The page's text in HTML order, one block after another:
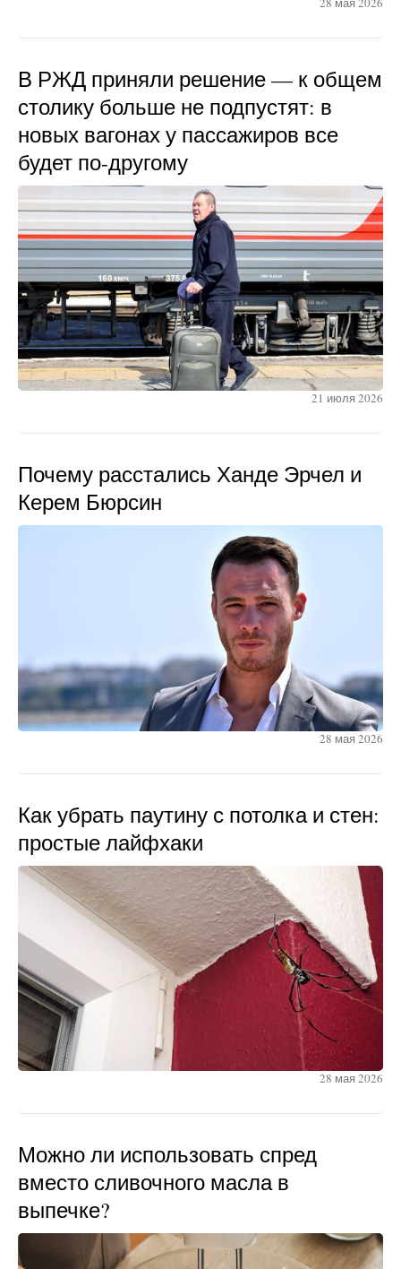
В РЖД приняли решение — к общем
столику больше не подпустят: в
новых вагонах у пассажиров все
будет по-другому
21 июля 2026
Почему расстались Ханде Эрчел и
Керем Бюрсин
28 мая 2026
Как убрать паутину с потолка и стен:
простые лайфхаки
28 мая 2026
Можно ли использовать спред
вместо сливочного масла в
выпечке?